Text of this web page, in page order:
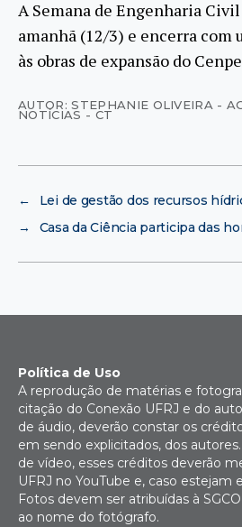
A Semana de Engenharia
amanhã (12/3) e encerra com
às obras de expansão do
AUTOR: STEPHANIE OLIVEIRA -
NOTÍCIAS - CT
←
Lei de gestão dos recursos
→
Casa da Ciência participa das
Política de Uso
A reprodução de matérias e
citação do Conexão UFRJ e do
de áudio, deverão constar os
em sendo explicitados, dos
de vídeo, esses créditos deverão
UFRJ no YouTube e, caso estejam
Fotos devem ser atribuídas à
ao nome do fotógrafo.